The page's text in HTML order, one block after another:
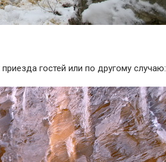
гостей или по другому случаю: